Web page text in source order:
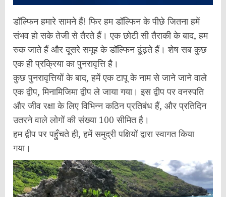
डॉल्फिन हमारे सामने हैं! फिर हम डॉल्फिन के पीछे जितना हमें
संभव हो सके तेजी से तैरते हैं। एक छोटी सी तैराकी के बाद, हम
रुक जाते हैं और दूसरे समूह के डॉल्फिन ढूंढ़ते हैं। शेष सब कुछ
एक ही प्रक्रिया का पुनरावृत्ति है।
कुछ पुनरावृत्तियों के बाद, हमें एक टापू के नाम से जाने जाने वाले
एक द्वीप, मिनामिजिमा द्वीप ले जाया गया। इस द्वीप पर वनस्पति
और जीव रक्षा के लिए विभिन्न कठिन प्रतिबंध हैं, और प्रतिदिन
उतरने वाले लोगों की संख्या 100 सीमित है।
हम द्वीप पर पहुँचते ही, हमें समुद्री पक्षियों द्वारा स्वागत किया
गया।